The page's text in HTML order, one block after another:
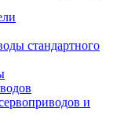
стандартного
и